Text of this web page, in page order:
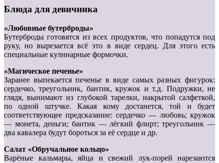
Блюда для девичника
«Любовные бутерброды»
Бутерброды готовятся из всех продуктов, что попадутся под
руку, но вырезается всё это в виде сердец. Для этого есть
специальные кулинарные формочки.
«Магическое печенье»
Заранее выпекается печенье в виде самых разных фигурок:
сердечко, треугольник, бантик, кружок и т.д. Подружки, не
глядя, вынимают из глубокой тарелки, накрытой салфеткой,
по одной штучке. Какая кому достанется, той и будет
соответствующее предсказание: сердечко — любовь; кружок
— монета, деньги; бантик — лёгкий флирт; треугольник —
два кавалера будут бороться за её сердце и др.
Салат «Обручальное кольцо»
Варёные кальмары, яйца и свежий лук-порей нарезаются